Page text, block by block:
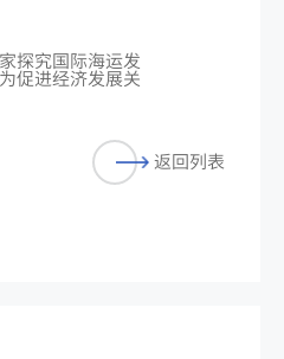
探究国际海运发
促进经济发展关
返回列表